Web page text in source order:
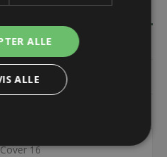
OS
16
ALLE
ALLE